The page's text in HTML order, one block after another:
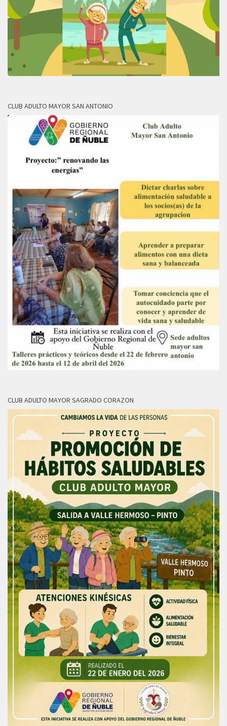
CLUB ADULTO MAYOR SAN ANTONIO
CLUB ADULTO MAYOR SAGRADO CORAZON